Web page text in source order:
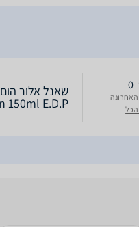
0
150ml E.D.P